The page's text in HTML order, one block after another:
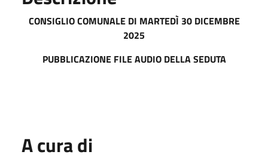
CONSIGLIO COMUNALE DI MARTEDÌ 30 DICEMBRE
2025
PUBBLICAZIONE FILE AUDIO DELLA SEDUTA
A cura di